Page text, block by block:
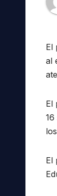
El
al
El
El